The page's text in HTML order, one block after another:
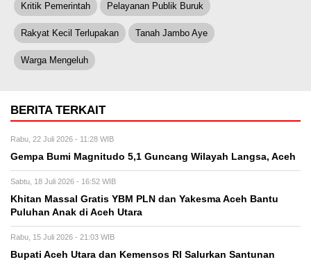
Kritik Pemerintah Pelayanan Publik Buruk
Rakyat Kecil Terlupakan Tanah Jambo Aye
Warga Mengeluh
BERITA TERKAIT
Rabu, 22 Juli 2026 - 11:28 WIB
Gempa Bumi Magnitudo 5,1 Guncang Wilayah Langsa, Aceh
Sabtu, 18 Juli 2026 - 16:52 WIB
Khitan Massal Gratis YBM PLN dan Yakesma Aceh Bantu
Puluhan Anak di Aceh Utara
Rabu, 15 Juli 2026 - 21:03 WIB
Bupati Aceh Utara dan Kemensos RI Salurkan Santunan